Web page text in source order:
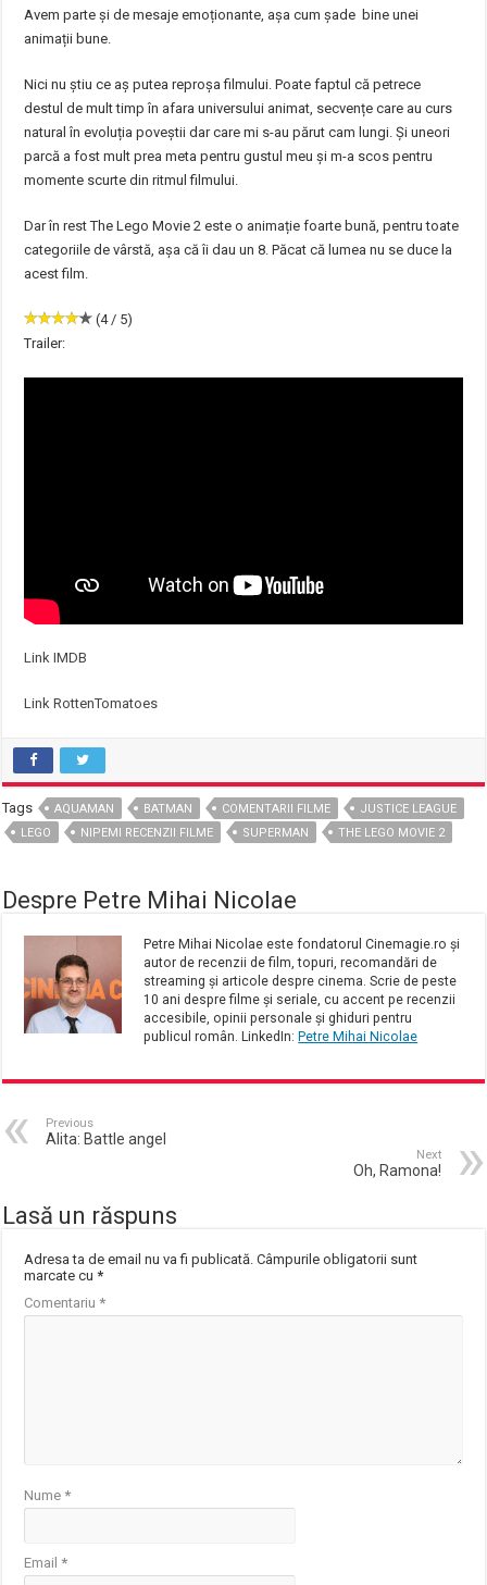
Avem parte și de mesaje emoționante, așa cum șade bine unei
animații bune.
Nici nu știu ce aș putea reproșa filmului. Poate faptul că petrece
destul de mult timp în afara universului animat, secvențe care au curs
natural în evoluția poveștii dar care mi s-au părut cam lungi. Și uneori
parcă a fost mult prea meta pentru gustul meu și m-a scos pentru
momente scurte din ritmul filmului.
Dar în rest The Lego Movie 2 este o animație foarte bună, pentru toate
categoriile de vârstă, așa că îi dau un 8. Păcat că lumea nu se duce la
acest film.
(4 / 5)
Trailer:
Link IMDB
Link RottenTomatoes
Tags AQUAMAN BATMAN COMENTARII FILME
JUSTICE LEAGUE
LEGO
NIPEMI RECENZII FILME SUPERMAN THE LEGO MOVIE 2
Despre Petre Mihai Nicolae
Petre Mihai Nicolae este fondatorul Cinemagie.ro și
autor de recenzii de film, topuri, recomandări de
streaming și articole despre cinema. Scrie de peste
10 ani despre filme și seriale, cu accent pe recenzii
accesibile, opinii personale și ghiduri pentru
publicul român. LinkedIn: Petre Mihai Nicolae
Previous
Alita: Battle angel
Next
Oh, Ramona!
Lasă un răspuns
Adresa ta de email nu va fi publicată. Câmpurile obligatorii sunt
marcate cu*
Comentariu*
Nume*
Email*